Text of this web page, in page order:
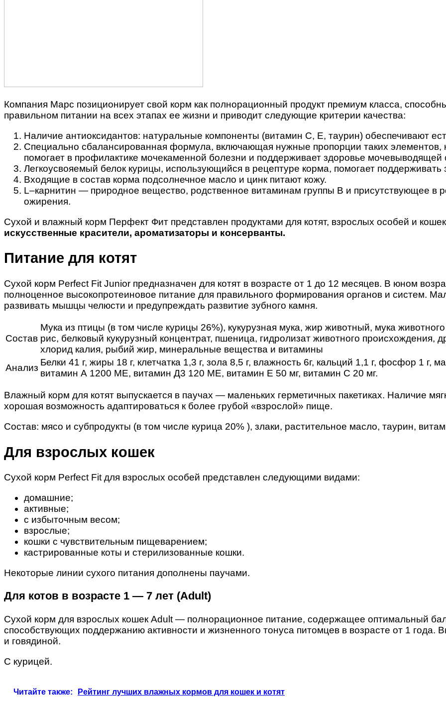
Компания Марс позиционирует свой корм как полнорационный продукт премиум класса,
правильном питании на всех этапах ее жизни и приводит следующие критерии качества:
Наличие антиоксидантов: натуральные компоненты (витамин С, Е, таурин) обеспечивают
Специально сбалансированная формула, включающая нужные пропорции таких элементов,
помогает в профилактике мочекаменной болезни и поддерживает здоровье мочевыводящей
Легкоусвояемый белок курицы, использующийся в рецептуре корма, помогает
Входящие в состав корма подсолнечное масло и цинк питают кожу.
L–карнитин — природное вещество, родственное витаминам группы B и присутствующее в
ожирения.
Сухой и влажный корм Перфект Фит представлен продуктами для котят, взрослых особей и
искусственные красители, ароматизаторы и консерванты.
Питание для котят
Сухой корм Perfect Fit Junior предназначен для котят в возрасте от 1 до 12 месяцев. В юном
полноценное высокопротеиновое питание для правильного формирования органов и систем.
развивать мышцы челюсти и предупреждать развитие зубного камня.
Состав
Мука из птицы (в том числе курицы 26%), кукурузная мука, жир животный, мука
рис, белковый кукурузный концентрат, пшеница, гидролизат животного происхождения,
хлорид калия, рыбий жир, минеральные вещества и витамины
Анализ
Белки 41 г, жиры 18 г, клетчатка 1,3 г, зола 8,5 г, влажность 6г, кальций 1,1 г, фосфор 1 г,
витамин А 1200 МЕ, витамин Д3 120 МЕ, витамин Е 50 мг, витамин С 20 мг.
Влажный корм для котят выпускается в паучах — маленьких герметичных пакетиках. Наличие
хорошая возможность адаптироваться к более грубой «взрослой» пище.
Состав: мясо и субпродукты (в том числе курица 20% ), злаки, растительное масло, таурин,
Для взрослых кошек
Сухой корм Perfect Fit для взрослых особей представлен следующими видами:
домашние;
активные;
с избыточным весом;
взрослые;
кошки с чувствительным пищеварением;
кастрированные коты и стерилизованные кошки.
Некоторые линии сухого питания дополнены паучами.
Для котов в возрасте 1 — 7 лет (Adult)
Сухой корм для взрослых кошек Adult — полнорационное питание, содержащее оптимальный
способствующих поддержанию активности и жизненного тонуса питомцев в возрасте от 1 года.
и говядиной.
С курицей.
Читайте также: Рейтинг лучших влажных кормов для кошек и котят